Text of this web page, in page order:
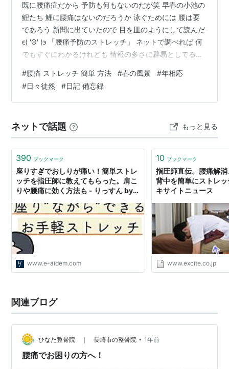
既に腰痛症だから 予防も何もないのだが笑 早春の小池の
鯉たち 鯉に腰痛はないのだろうか 泳ぐためには 腰は要
であろう 新聞に出ていたので 目を皿のようにして読んだ
ϵ( 'Θ' )϶ 「腰痛予防のストレッチ」 ネットで調べれば 何
でもすぐにわかるけれども 情報の多さに辟易としてるの
たところ なかなか良い感じです！！！ 梅は咲いたか、桜
はまだかいな 立って歩き始める時に 腰が痛いので 骨盤
が立っていないと言うことらしく このストレッチは 納得
ビオラちゃんたち どんな風にもお応えできますよっ…
#腰痛 ストレッチ 簡単 方法 #春の風景 #年相応
#日々徒然 #日記 備忘録
ネットで話題 もっと見る
390 ブックマーク
座りすぎでおしりが痛い！簡単ストレ
ッチを指圧師に教えてもらった。肩こ
りや腰痛に効く方法も - りっすん by
www.e-aidem.com
10 ブックマーク
指圧師直伝。腰痛解
背中を簡単にストレ
キサイトニュース
www.excite.co.jp
関連ブログ
ひなた整骨院 ｜ 長崎市の整骨院 • 1年前
腰痛でお困りの方へ！